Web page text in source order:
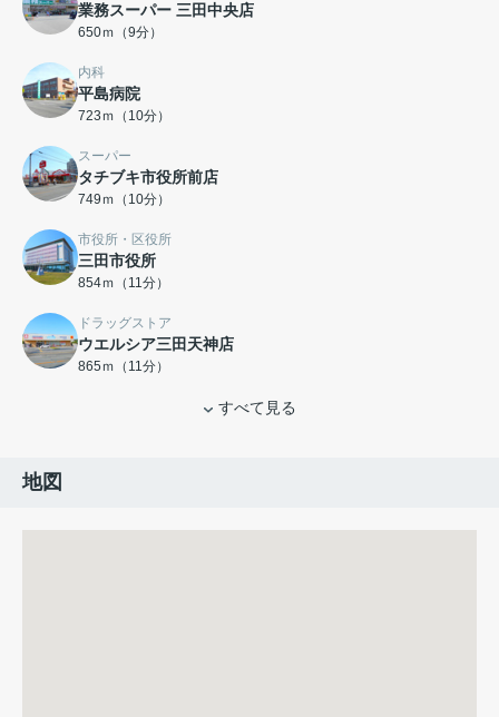
業務スーパー 三田中央店
650ｍ（9分）
内科
平島病院
723ｍ（10分）
スーパー
タチブキ市役所前店
749ｍ（10分）
市役所・区役所
三田市役所
854ｍ（11分）
ドラッグストア
ウエルシア三田天神店
865ｍ（11分）
すべて見る
地図